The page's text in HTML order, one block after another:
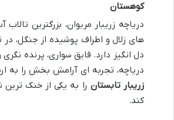
کوهستان
دریاچه زریبار مریوان، بزرگترین
های زلال و اطراف پوشیده از جنگل،
دل انگیز دارد. قایق سواری، پرنده
دریاچه، تجربه ای آرامش بخش را به
زریبار تابستان را به یکی از خنک
کند.